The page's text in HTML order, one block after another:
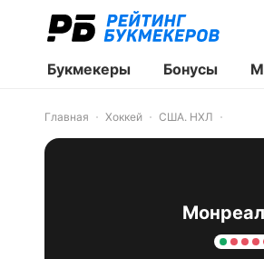
Букмекеры Бонусы
Главная Хоккей США. НХЛ